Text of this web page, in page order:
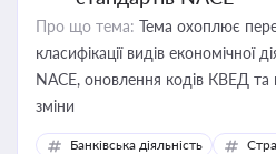
Про що тема: Тема охоплює
класифікації видів економічної
NACE, оновлення кодів КВЕД та
зміни
Банківська діяльність